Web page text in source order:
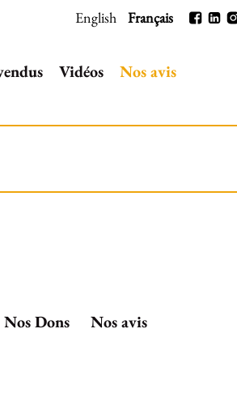
English Français
Vidéos Nos avis
Nos Dons
Nos avis